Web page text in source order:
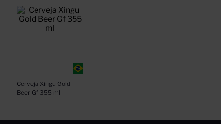
Cerveja Xingu Gold
Beer Gf 355 ml